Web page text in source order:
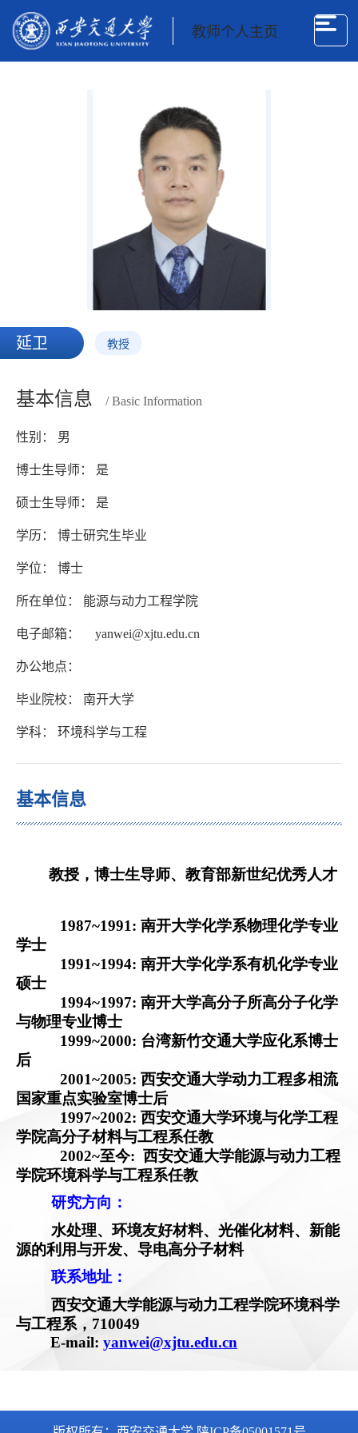
教师个人主页
延卫 教授
基本信息 / Basic Information
性别： 男
博士生导师： 是
硕士生导师： 是
学历： 博士研究生毕业
学位： 博士
所在单位： 能源与动力工程学院
电子邮箱： yanwei@xjtu.edu.cn
办公地点：
毕业院校： 南开大学
学科： 环境科学与工程
基本信息